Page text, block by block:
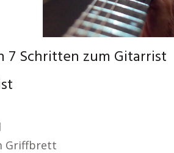
7 Schritten zum Gitarrist
Griffbrett